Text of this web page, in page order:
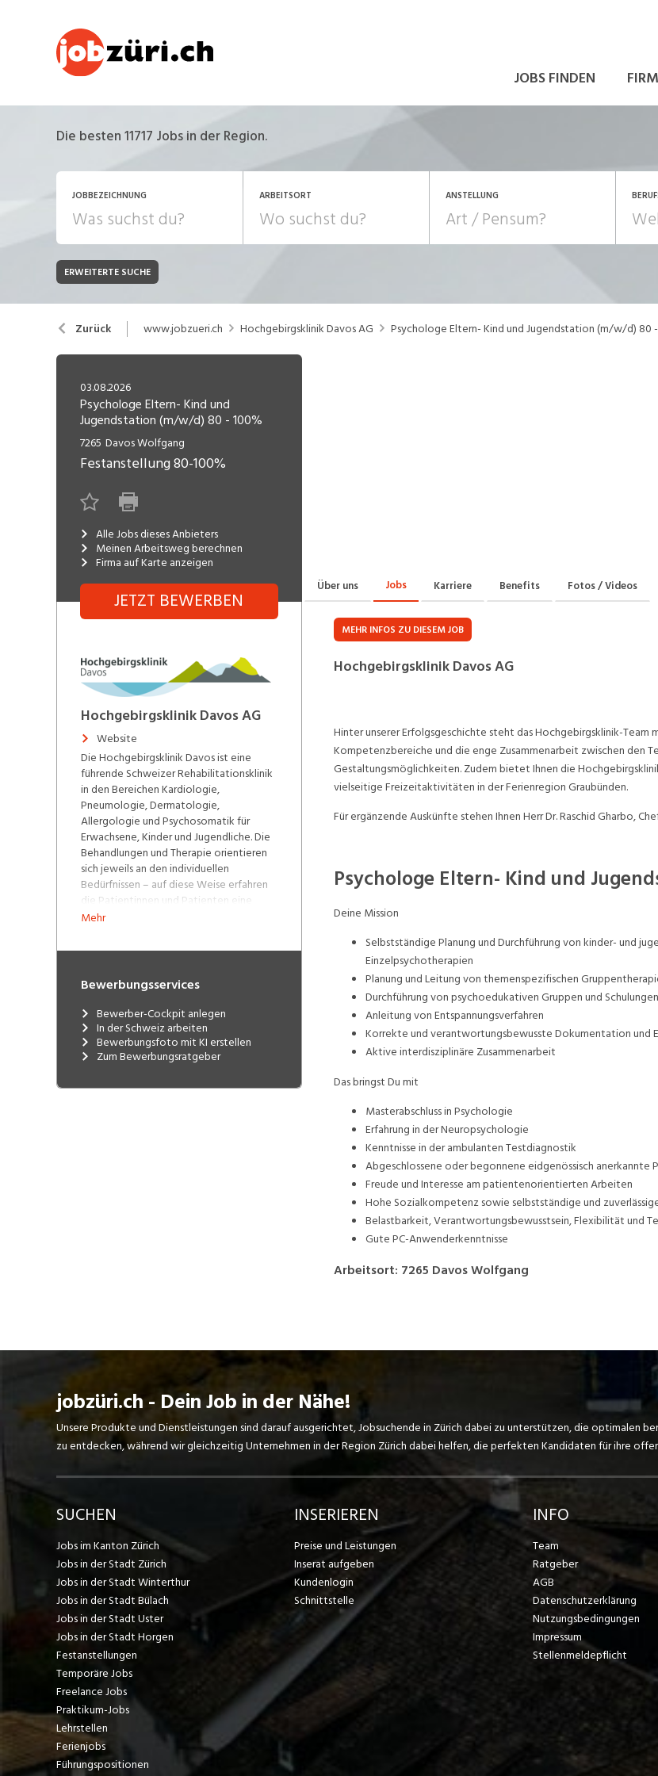
JOBS FINDEN
Die besten 11717 Jobs in der Region.
JOBBEZEICHNUNG ARBEITSORT ANSTELLUNG
JOB-TYP
Festanstellung
Temporär (befristet)
Freelance
Lehrstelle
Bank, Versicherung
Chemie, Pharma, Biotechnologie
Consulting, Human Resources Einkauf,
Verkehr
Engineering, Technik, Architektur
Gastronomie, Hotellerie,
Tourismus, Lebensmittel
Informatik, Telekommunikation
Marketing, Kommunikation,
Medien, Druck
Sicherheit, Rettung, Polizei, Zoll
Aussendienst
ERWEITERTE SUCHE
Zurück www.jobzueri.ch Hochgebirgsklinik Davos AG Psychologe Eltern- Kind und Jugendstation (m/w/d) 80
03.08.2026
Psychologe Eltern- Kind und
Jugendstation (m/w/d) 80 - 100%
7265 Davos Wolfgang
Festanstellung80-100%
Alle Jobs dieses Anbieters
Meinen Arbeitsweg berechnen
Firma auf Karte anzeigen
JETZT BEWERBEN
Über uns Jobs Karriere Benefits Fotos / Videos
Hochgebirgsklinik Davos AG
Website
Die Hochgebirgsklinik Davos ist eine
führende Schweizer Rehabilitationsklinik
in den Bereichen Kardiologie,
Pneumologie, Dermatologie,
Allergologie und Psychosomatik für
Erwachsene, Kinder und Jugendliche. Die
Behandlungen und Therapie orientieren
sich jeweils an den individuellen
Bedürfnissen – auf diese Weise erfahren
die Patientinnen und Patienten eine
optimale Behandlung. Diagnostik,
Medizincampus Davos Hand in Hand.
Ärzte- und Pflegeteam sowie dem
einmaligen Davoser Höhenklima ist es ein
ganz besonderer Ort der Rehabilitation
und Genesung.
Mehr
Bewerbungsservices
Bewerber-Cockpit anlegen
In der Schweiz arbeiten
Bewerbungsfoto mit KI erstellen
Zum Bewerbungsratgeber
MEHR INFOS ZU DIESEM JOB
Hochgebirgsklinik Davos AG
Hinter unserer Erfolgsgeschichte steht das Hochgebirgsklinik-
Kompetenzbereiche und die enge Zusammenarbeit zwischen den
Gestaltungsmöglichkeiten. Zudem bietet Ihnen die
vielseitige Freizeitaktivitäten in der Ferienregion Graubünden.
Für ergänzende Auskünfte stehen Ihnen Herr Dr. Raschid Gharbo,
Psychologe Eltern- Kind und
Deine Mission
Selbstständige Planung und Durchführung von kinder- und
Einzelpsychotherapien
Planung und Leitung von themenspezifischen
Durchführung von psychoedukativen Gruppen und
Anleitung von Entspannungsverfahren
Korrekte und verantwortungsbewusste Dokumentation und
Aktive interdisziplinäre Zusammenarbeit
Das bringst Du mit
Masterabschluss in Psychologie
Erfahrung in der Neuropsychologie
Kenntnisse in der ambulanten Testdiagnostik
Abgeschlossene oder begonnene eidgenössisch
Freude und Interesse am patientenorientierten Arbeiten
Hohe Sozialkompetenz sowie selbstständige und
Belastbarkeit, Verantwortungsbewusstsein, Flexibilität und
Gute PC-Anwenderkenntnisse
Arbeitsort: 7265 Davos Wolfgang
jobzüri.ch - Dein Job in der Nähe!
Unsere Produkte und Dienstleistungen sind darauf ausgerichtet, Jobsuchende in Zürich dabei zu unterstützen, die optimalen
zu entdecken, während wir gleichzeitig Unternehmen in der Region Zürich dabei helfen, die perfekten Kandidaten für ihre
SUCHEN
Jobs im Kanton Zürich
Jobs in der Stadt Zürich
Jobs in der Stadt Winterthur
Jobs in der Stadt Bülach
Jobs in der Stadt Uster
Jobs in der Stadt Horgen
Festanstellungen
Temporäre Jobs
Freelance Jobs
Praktikum-Jobs
Lehrstellen
Ferienjobs
Führungspositionen
INSERIEREN
Preise und Leistungen
Inserat aufgeben
Kundenlogin
Schnittstelle
INFO
Team
Ratgeber
AGB
Datenschutzerklärung
Nutzungsbedingungen
Impressum
Stellenmeldepflicht